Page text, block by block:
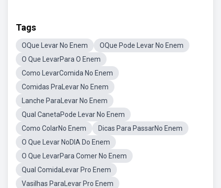
Tags
OQue Levar No Enem
OQue Pode Levar No Enem
O Que LevarPara O Enem
Como LevarComida No Enem
Comidas PraLevar No Enem
Lanche ParaLevar No Enem
Qual CanetaPode Levar No Enem
Como ColarNo Enem
Dicas Para PassarNo Enem
O Que Levar NoDIA Do Enem
O Que LevarPara Comer No Enem
Qual ComidaLevar Pro Enem
Vasilhas ParaLevar Pro Enem